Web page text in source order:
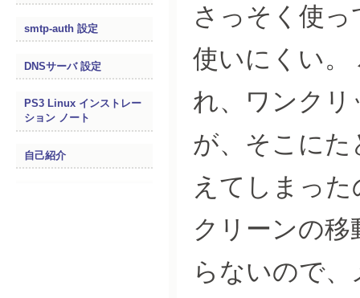
smtp-auth 設定
DNSサーバ 設定
PS3 Linux インストレー
ション ノート
自己紹介
さっそく使
使いにくい。
れ、ワンク
が、そこに
えてしまっ
クリーンの
らないので